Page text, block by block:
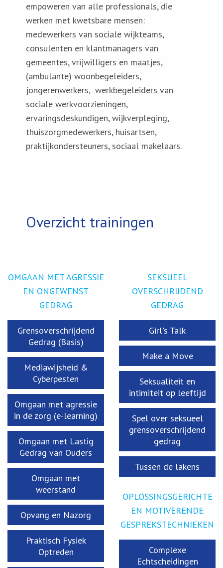
empoweren van alle professionals, die
werken met kwetsbare mensen:
medewerkers van sociale wijkteams,
consulenten en klantmanagers van
gemeentes, vrijwilligers en maatjes,
(ambulante) woonbegeleiders,
jongerenwerkers, werkbegeleiders van
sociale werkvoorzieningen,
ervaringsdeskundigen, wijkverpleging,
thuiszorgmedewerkers, huisartsen,
praktijkondersteuners, sociaal makelaars.
Overzicht trainingen
OMGAAN MET AGRESSIE
EN ONGEWENST
GEDRAG
Grensoverschrijdend
Gedrag (Basis)
Mediawijsheid &
Cyberpesten
Omgaan met agressie
in de zorg (e-learning)
Omgaan met Lastig
Gedrag van Ouders
Omgaan met
weerstand
Opvang en Nazorg
Praktisch Fysiek
Optreden
SEKSUEEL
OVERSCHRIJDEND
GEDRAG
Girl's Talk
Make a Move
Seksualiteit en
intimiteit op leeftijd
Spel over seksueel
grensoverschrijdend
gedrag
Tussen de lakens
OPLOSSINGSGERICHTE
EN MOTIVERENDE
GESPREKSTECHNIEKEN
Complexe
Echtscheidingen